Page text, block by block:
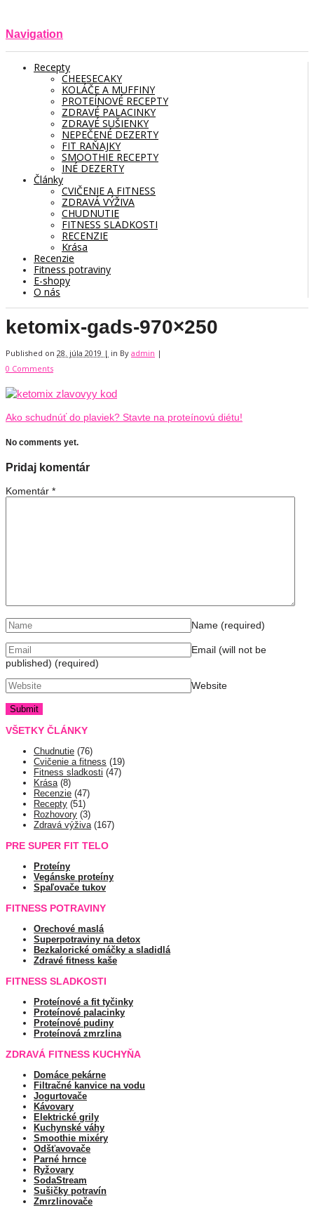
Navigation
Recepty
CHEESECAKY
KOLÁČE A MUFFINY
PROTEÍNOVÉ RECEPTY
ZDRAVÉ PALACINKY
ZDRAVÉ SUŠIENKY
NEPEČENÉ DEZERTY
FIT RAŇAJKY
SMOOTHIE RECEPTY
INÉ DEZERTY
Články
CVIČENIE A FITNESS
ZDRAVÁ VÝŽIVA
CHUDNUTIE
FITNESS SLADKOSTI
RECENZIE
Krása
Recenzie
Fitness potraviny
E-shopy
O nás
ketomix-gads-970×250
Published on 28. júla 2019 | in By admin |
0 Comments
Ako schudnúť do plaviek? Stavte na proteínovú diétu!
No comments yet.
Pridaj komentár
Komentár *
Name (required)
Email (will not be
published) (required)
Website
VŠETKY ČLÁNKY
Chudnutie (76)
Cvičenie a fitness (19)
Fitness sladkosti (47)
Krása(8)
Recenzie (47)
Recepty (51)
Rozhovory (3)
Zdravá výživa(167)
PRE SUPER FIT TELO
Proteíny
Vegánske proteíny
Spaľovače tukov
FITNESS POTRAVINY
Orechové maslá
Superpotraviny na detox
Bezkalorické omáčky a sladidlá
Zdravé fitness kaše
FITNESS SLADKOSTI
Proteínové a fit tyčinky
Proteínové palacinky
Proteínové pudiny
Proteínová zmrzlina
ZDRAVÁ FITNESS KUCHYŇA
Domáce pekárne
Filtračné kanvice na vodu
Jogurtovače
Kávovary
Elektrické grily
Kuchynské váhy
Smoothie mixéry
Odšťavovače
Parné hrnce
Ryžovary
SodaStream
Sušičky potravín
Zmrzlinovače